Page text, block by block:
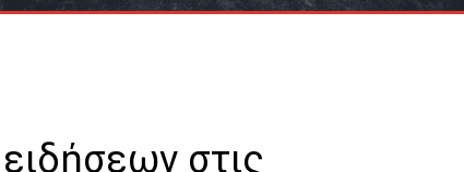
στις